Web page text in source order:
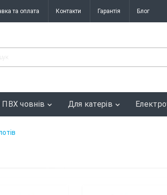
та оплата Контакти Гарантія Блог
човнів Для катерів